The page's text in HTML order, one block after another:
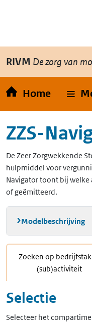
Overslaan en naar de
RIVM De zorg van
Home
ZZS-
De Zeer Zorgwekkende
hulpmiddel voor
Navigator toont bij welke
of geëmitteerd.
Modelbeschrijving
Zoeken op
(sub)activiteit
Selectie
Selecteer het